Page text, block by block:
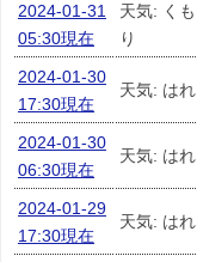
2024-01-31
05:30現在
天気: くも
り
2024-01-30
17:30現在
天気: はれ
2024-01-30
06:30現在
天気: はれ
2024-01-29
17:30現在
天気: はれ